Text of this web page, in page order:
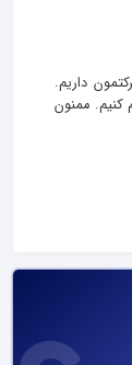
داریم.
کنیم. ممنون